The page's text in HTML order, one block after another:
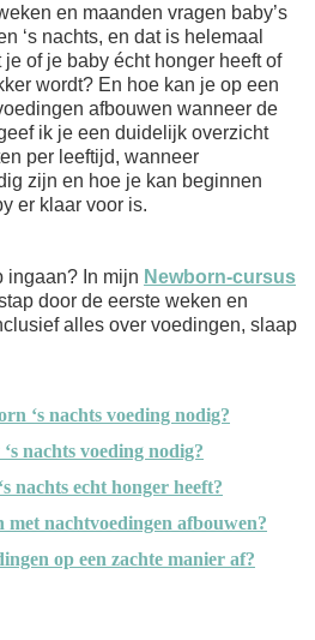
en maanden vragen baby’s
‘s nachts, en dat is helemaal
of je baby écht honger heeft of
wordt? En hoe kan je op een
afbouwen wanneer de
ik je een duidelijk overzicht
per leeftijd, wanneer
zijn en hoe je kan beginnen
er klaar voor is.
ingaan? In mijn Newborn-cursus
door de eerste weken en
alles over voedingen, slaap
‘s nachts voeding nodig?
nachts voeding nodig?
nachts echt honger heeft?
met nachtvoedingen afbouwen?
op een zachte manier af?